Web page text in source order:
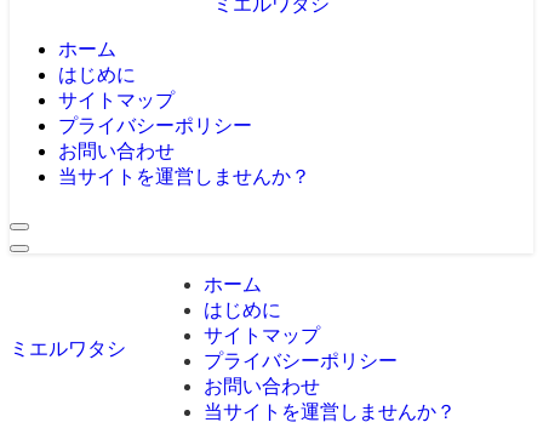
ミエルワタシ
ホーム
はじめに
サイトマップ
プライバシーポリシー
お問い合わせ
当サイトを運営しませんか？
ミエルワタシ
ホーム
はじめに
サイトマップ
プライバシーポリシー
お問い合わせ
当サイトを運営しませんか？